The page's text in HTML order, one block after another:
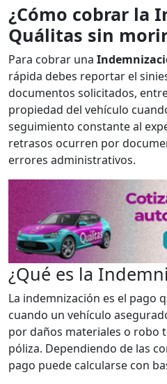
¿Cómo cobrar la
Quálitas sin
Para cobrar una
rápida debes reportar el
documentos solicitados,
propiedad del vehículo
seguimiento constante al
retrasos ocurren por
errores administrativos.
¿Qué es la
La indemnización es el pago
cuando un vehículo
por daños materiales o robo
póliza. Dependiendo de las
pago puede calcularse con